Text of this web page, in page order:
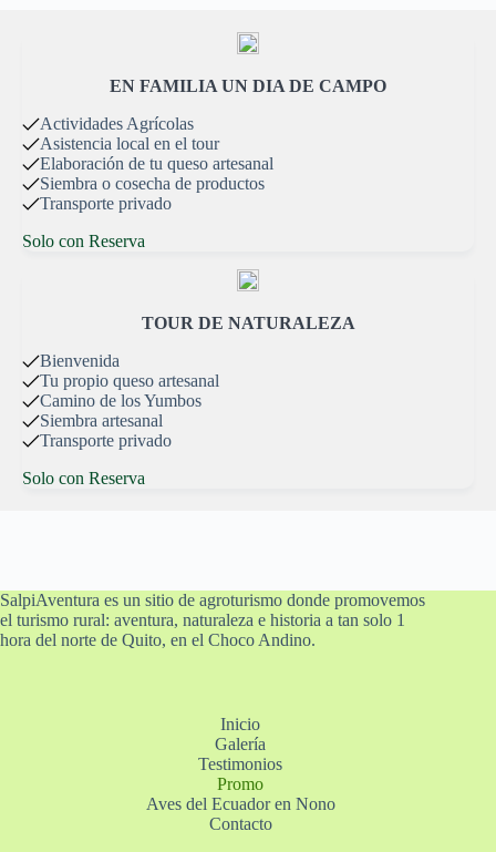
EN FAMILIA UN DIA DE CAMPO
Actividades Agrícolas
Asistencia local en el tour
Elaboración de tu queso artesanal
Siembra o cosecha de productos
Transporte privado
Solo con Reserva
TOUR DE NATURALEZA
Bienvenida
Tu propio queso artesanal
Camino de los Yumbos
Siembra artesanal
Transporte privado
Solo con Reserva
SalpiAventura es un sitio de agroturismo donde promovemos
el turismo rural: aventura, naturaleza e historia a tan solo 1
hora del norte de Quito, en el Choco Andino.
Inicio
Galería
Testimonios
Promo
Aves del Ecuador en Nono
Contacto